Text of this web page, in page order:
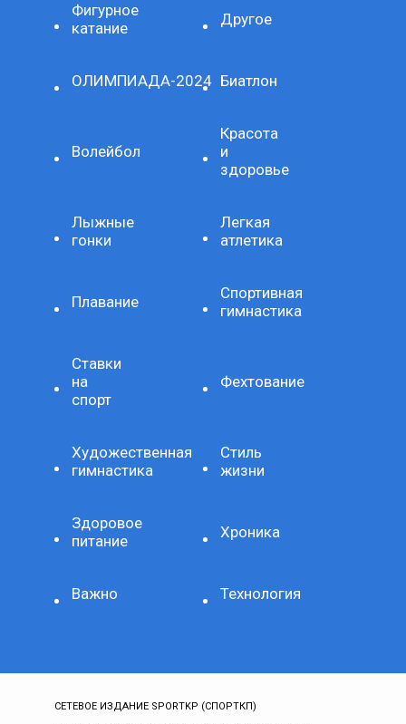
Фигурное
катание
Другое
ОЛИМПИАДА-2024 Биатлон
Волейбол
Красота
и
здоровье
Лыжные
гонки
Легкая
атлетика
Плавание
Спортивная
гимнастика
Ставки
на
спорт
Фехтование
Художественная
гимнастика
Стиль
жизни
Здоровое
питание
Хроника
Важно Технология
СЕТЕВОЕ ИЗДАНИЕ SPORTKP (СПОРТКП)